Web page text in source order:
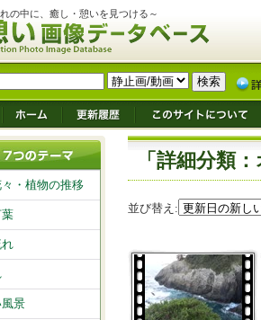
の中に、癒し・憩いを見つける～
「詳細分類
並び替え:
・植物の推移
景